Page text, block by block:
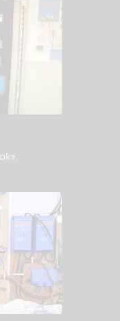
comunidade
geral
.